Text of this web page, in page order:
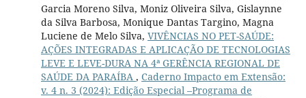
Garcia Moreno Silva, Moniz Oliveira Silva, Gislaynne
da Silva Barbosa, Monique Dantas Targino, Magna
Luciene de Melo Silva, VIVÊNCIAS NO PET-SAÚDE:
AÇÕES INTEGRADAS E APLICAÇÃO DE TECNOLOGIAS
LEVE E LEVE-DURA NA 4ª GERÊNCIA REGIONAL DE
SAÚDE DA PARAÍBA , Caderno Impacto em Extensão:
v. 4 n. 3 (2024): Edição Especial –Programa de